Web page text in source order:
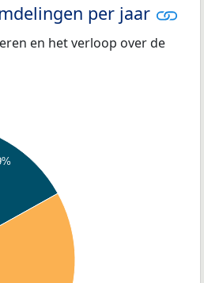
per jaar
en het verloop over de